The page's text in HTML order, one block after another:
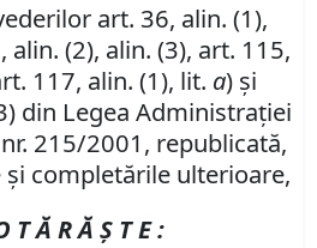
art. 36, alin. (1),
alin. (2), alin. (3), art. 115,
117, alin. (1), lit. a) şi
din Legea Administraţiei
215/2001, republicată,
completările ulterioare,
T Ă R Ă Ş T E :